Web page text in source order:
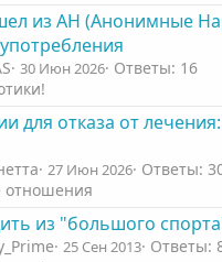
из АН (Анонимные
30 Июн 2026 Ответы: 16
для отказа от
27 Июн 2026 Ответы:
отношения
из "большого
25 Сен 2013 Ответы: